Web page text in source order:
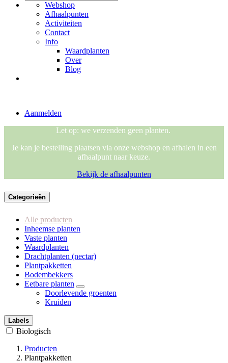
Webshop
Afhaalpunten
Activiteiten
Contact
Info
Waardplanten
Over
Blog
Aanmelden
Let op: we verzenden geen planten.
Je kan je bestelling plaatsen via onze webshop en afhalen in een
afhaalpunt naar keuze.
Bekijk de afhaalpunten
Categorieën
Alle producten
Inheemse planten
Vaste planten
Waardplanten
Drachtplanten (nectar)
Plantpakketten
Bodembekkers
Eetbare planten
Doorlevende groenten
Kruiden
Labels
Biologisch
Producten
Plantpakketten